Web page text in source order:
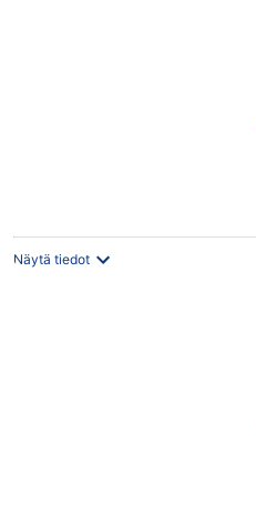
Näytä tiedot